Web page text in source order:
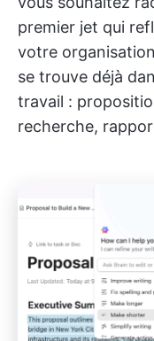
premier jet qui
votre
se trouve déjà
travail :
recherche,